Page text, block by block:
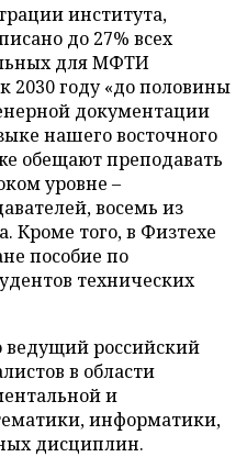
института,
до 27% всех
для МФТИ
2030 году «до половины
документации
нашего восточного
обещают преподавать
уровне –
восемь из
Кроме того, в Физтехе
пособие по
технических
ведущий российский
в области
и
информатики,
дисциплин.